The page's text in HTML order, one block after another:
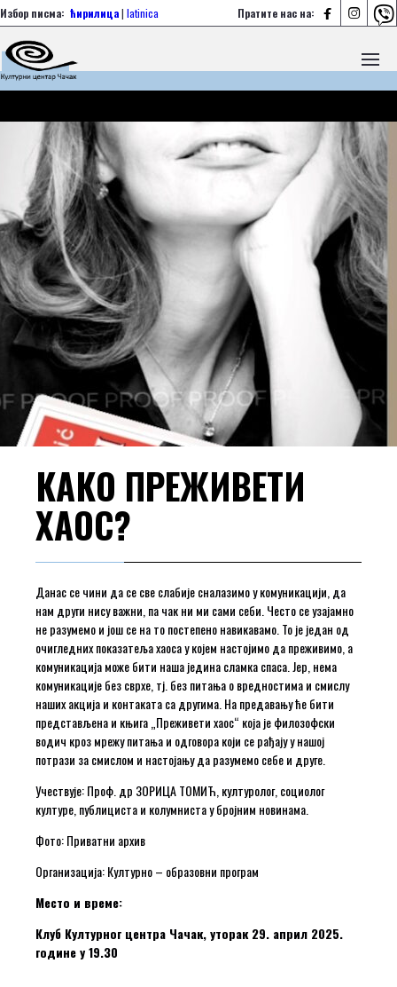
Пратите нас на:   
Избор писма: ћирилица| latinica
КАКО ПРЕЖИВЕТИ
ХАОС?
Данас се чини да се све слабије сналазимо у комуникацији, да
нам други нису важни, па чак ни ми сами себи. Често се узајамно
не разумемо и још се на то постепено навикавамо. То је један од
очигледних показатеља хаоса у којем настојимо да преживимо, а
комуникација може бити наша једина сламка спаса. Јер, нема
комуникације без сврхе, тј. без питања о вредностима и смислу
наших акција и контаката са другима. На предавању ће бити
представљена и књига „Преживети хаос“ која је филозофски
водич кроз мрежу питања и одговора који се рађају у нашој
потрази за смислом и настојању да разумемо себе и друге.
Учествује: Проф. др ЗОРИЦА ТОМИЋ, културолог, социолог
културе, публициста и колумниста у бројним новинама.
Фото: Приватни архив
Организација: Културно – образовни програм
Место и време:
Клуб Културног центра Чачак, уторак 29. април 2025.
године у 19.30